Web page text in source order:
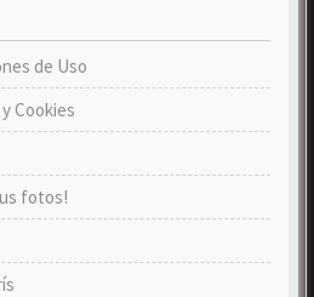
de Uso
Cookies
fotos!